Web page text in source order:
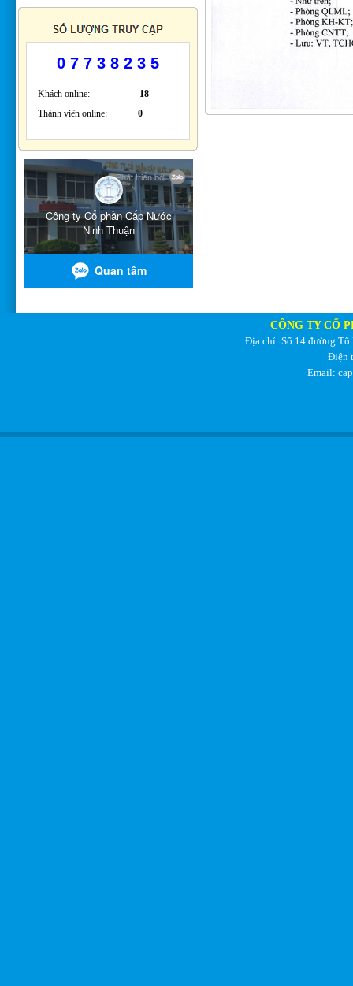
0 7 7 3 8 2 3 5
Khách online: 18
Thành viên online: 0
CÔNG TY CỔ
Địa chỉ: Số 14 đường Tô
Điện
Email: